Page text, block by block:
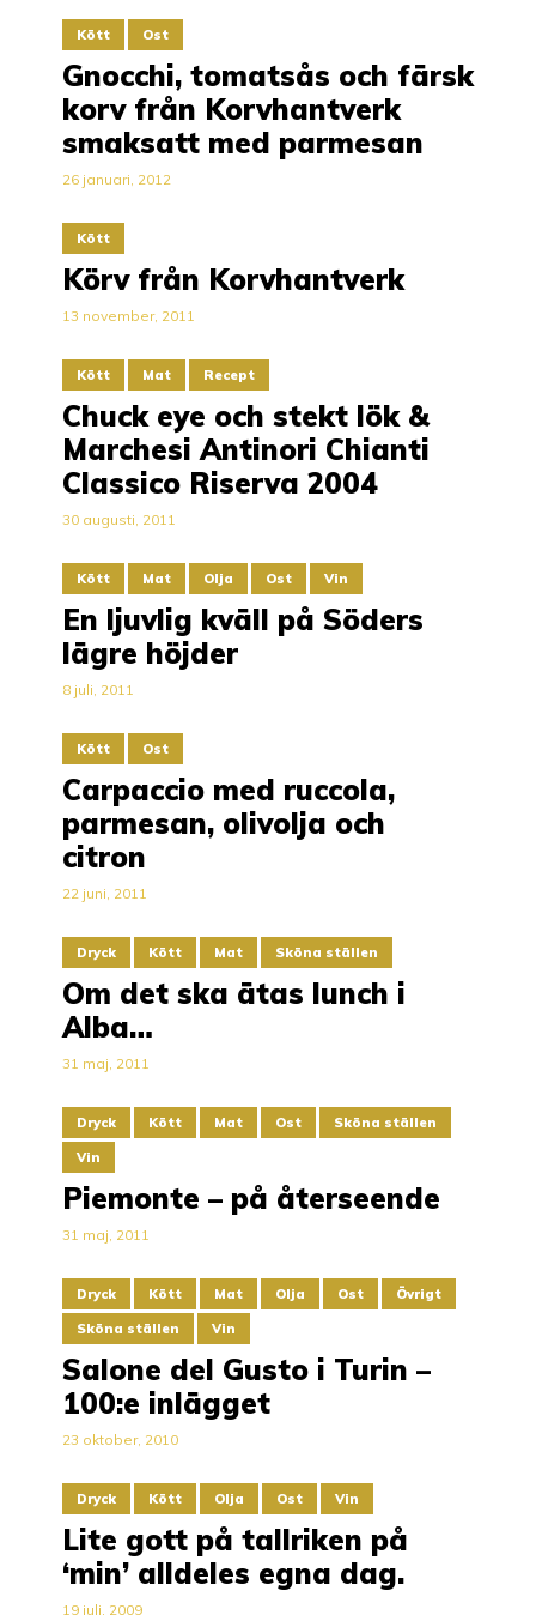
Kött Ost
Gnocchi, tomatsås och färsk
korv från Korvhantverk
smaksatt med parmesan
26 januari, 2012
Kött
Körv från Korvhantverk
13 november, 2011
Kött Mat Recept
Chuck eye och stekt lök &
Marchesi Antinori Chianti
Classico Riserva 2004
30 augusti, 2011
Kött Mat Olja Ost Vin
En ljuvlig kväll på Söders
lägre höjder
8 juli, 2011
Kött Ost
Carpaccio med ruccola,
parmesan, olivolja och
citron
22 juni, 2011
Dryck Kött Mat Sköna ställen
Om det ska ätas lunch i
Alba…
31 maj, 2011
Dryck Kött Mat Ost Sköna ställen
Vin
Piemonte – på återseende
31 maj, 2011
Dryck Kött Mat Olja Ost Övrigt
Sköna ställen Vin
Salone del Gusto i Turin –
100:e inlägget
23 oktober, 2010
Dryck Kött Olja Ost Vin
Lite gott på tallriken på
‘min’ alldeles egna dag.
19 juli, 2009